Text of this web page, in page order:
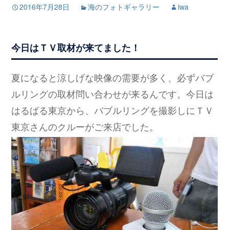
2016年7月28日 海のフォトギャラリー iwa
今日はＴＶ取材が来てました！
夏になると涼しげな映像の需要が多く、必ずバブ
ルリングの取材問い合わせが来るんです。今日は
はるばる東京から、バブルリングを撮影しにＴＶ
東京さんのクルーがご来店でした。